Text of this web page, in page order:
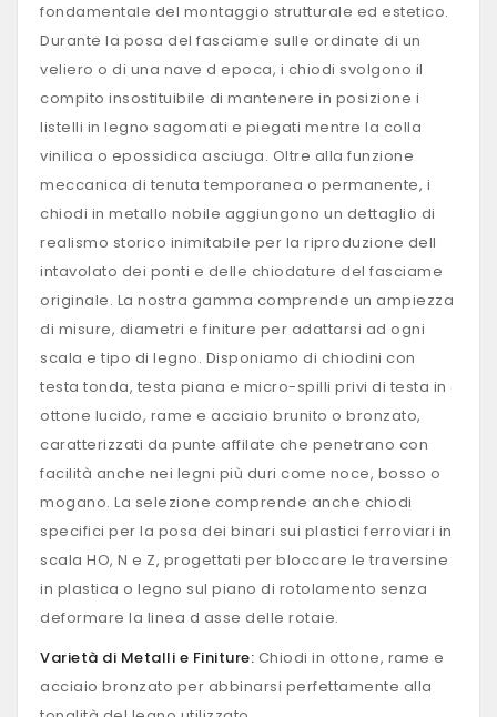
fondamentale del montaggio strutturale ed estetico.
Durante la posa del fasciame sulle ordinate di un
veliero o di una nave d epoca, i chiodi svolgono il
compito insostituibile di mantenere in posizione i
listelli in legno sagomati e piegati mentre la colla
vinilica o epossidica asciuga. Oltre alla funzione
meccanica di tenuta temporanea o permanente, i
chiodi in metallo nobile aggiungono un dettaglio di
realismo storico inimitabile per la riproduzione dell
intavolato dei ponti e delle chiodature del fasciame
originale. La nostra gamma comprende un ampiezza
di misure, diametri e finiture per adattarsi ad ogni
scala e tipo di legno. Disponiamo di chiodini con
testa tonda, testa piana e micro-spilli privi di testa in
ottone lucido, rame e acciaio brunito o bronzato,
caratterizzati da punte affilate che penetrano con
facilità anche nei legni più duri come noce, bosso o
mogano. La selezione comprende anche chiodi
specifici per la posa dei binari sui plastici ferroviari in
scala HO, N e Z, progettati per bloccare le traversine
in plastica o legno sul piano di rotolamento senza
deformare la linea d asse delle rotaie.
Varietà di Metalli e Finiture: Chiodi in ottone, rame e
acciaio bronzato per abbinarsi perfettamente alla